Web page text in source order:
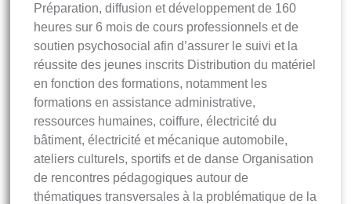
Préparation, diffusion et développement de 160
heures sur 6 mois de cours professionnels et de
soutien psychosocial afin d’assurer le suivi et la
réussite des jeunes inscrits Distribution du matériel
en fonction des formations, notamment les
formations en assistance administrative,
ressources humaines, coiffure, électricité du
bâtiment, électricité et mécanique automobile,
ateliers culturels, sportifs et de danse Organisation
de rencontres pédagogiques autour de
thématiques transversales à la problématique de la